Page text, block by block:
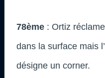
78ème : Ortiz
dans la surface mais
désigne un corner.